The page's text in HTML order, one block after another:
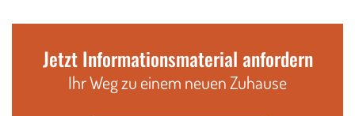
Jetzt Informationsmaterial anfordern
Ihr Weg zu einem neuen Zuhause